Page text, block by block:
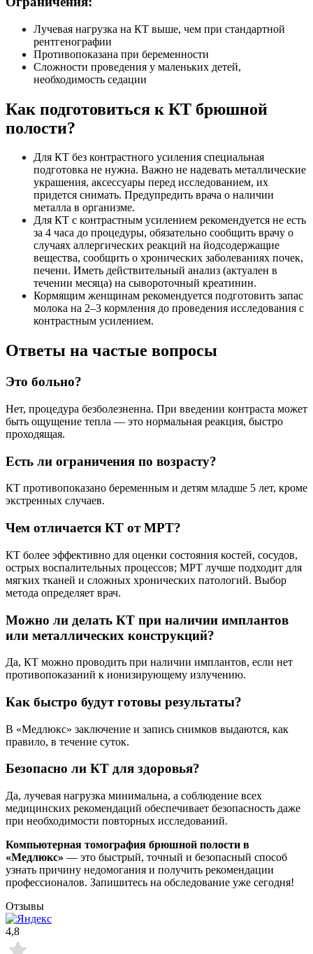
Лучевая нагрузка на КТ выше, чем при стандартной
рентгенографии
Противопоказана при беременности
Сложности проведения у маленьких детей,
необходимость седации
Как подготовиться к КТ брюшной
полости?
Для КТ без контрастного усиления специальная
подготовка не нужна. Важно не надевать металлические
украшения, аксессуары перед исследованием, их
придется снимать. Предупредить врача о наличии
металла в организме.
Для КТ с контрастным усилением рекомендуется не есть
за 4 часа до процедуры, обязательно сообщить врачу о
случаях аллергических реакций на йодсодержащие
вещества, сообщить о хронических заболеваниях почек,
печени. Иметь действительный анализ (актуален в
течении месяца) на сывороточный креатинин.
Кормящим женщинам рекомендуется подготовить запас
молока на 2–3 кормления до проведения исследования с
контрастным усилением.
Ответы на частые вопросы
Это больно?
Нет, процедура безболезненна. При введении контраста может
быть ощущение тепла — это нормальная реакция, быстро
проходящая.
Есть ли ограничения по возрасту?
КТ противопоказано беременным и детям младше 5 лет, кроме
экстренных случаев.
Чем отличается КТ от МРТ?
КТ более эффективно для оценки состояния костей, сосудов,
острых воспалительных процессов; МРТ лучше подходит для
мягких тканей и сложных хронических патологий. Выбор
метода определяет врач.
Можно ли делать КТ при наличии имплантов
или металлических конструкций?
Да, КТ можно проводить при наличии имплантов, если нет
противопоказаний к ионизирующему излучению.
Как быстро будут готовы результаты?
В «Медлюкс» заключение и запись снимков выдаются, как
правило, в течение суток.
Безопасно ли КТ для здоровья?
Да, лучевая нагрузка минимальна, а соблюдение всех
медицинских рекомендаций обеспечивает безопасность даже
при необходимости повторных исследований.
Компьютерная томография брюшной полости в
«Медлюкс» — это быстрый, точный и безопасный способ
узнать причину недомогания и получить рекомендации
профессионалов. Запишитесь на обследование уже сегодня!
Отзывы
4,8